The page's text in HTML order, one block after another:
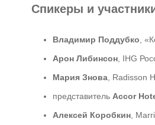
Спикеры и
Владимир Поддубко ,
Арон Либинcон , IHG
Мария Знова , Radisson
представитель Accor
Алексей Коробкин ,